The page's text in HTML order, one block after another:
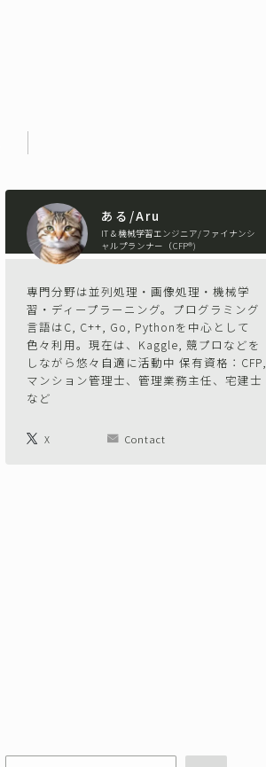
ある/Aru
IT＆機械学習エンジニア/ファイナンシ
ャルプランナー（CFP®)
専門分野は並列処理・画像処理・機械学
習・ディープラーニング。プログラミング
言語はC, C++, Go, Pythonを中心として
色々利用。現在は、Kaggle, 競プロなどを
しながら悠々自適に活動中 保有資格：CFP,
マンション管理士、管理業務主任、宅建士
など
X Contact